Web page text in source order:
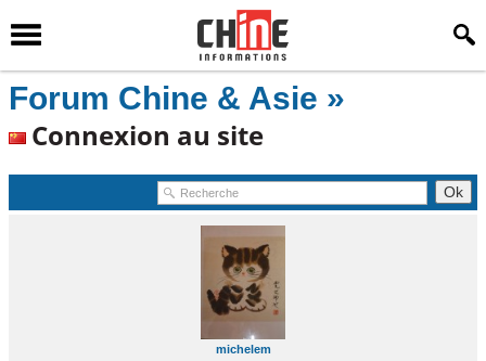
Forum Chine & Asie »
Connexion au site
michelem